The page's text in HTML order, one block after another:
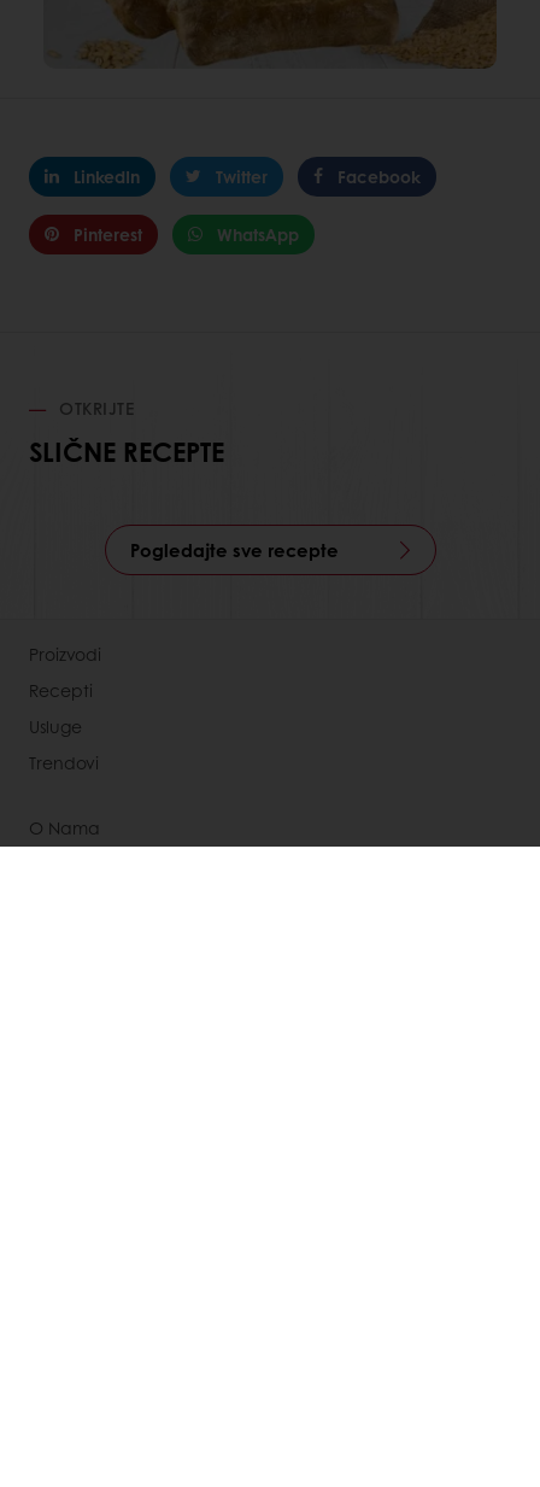
LinkedIn Twitter Facebook
Pinterest WhatsApp
OTKRIJTE
SLIČNE RECEPTE
Pogledajte sve recepte
Proizvodi
Recepti
Usluge
Trendovi
O Nama